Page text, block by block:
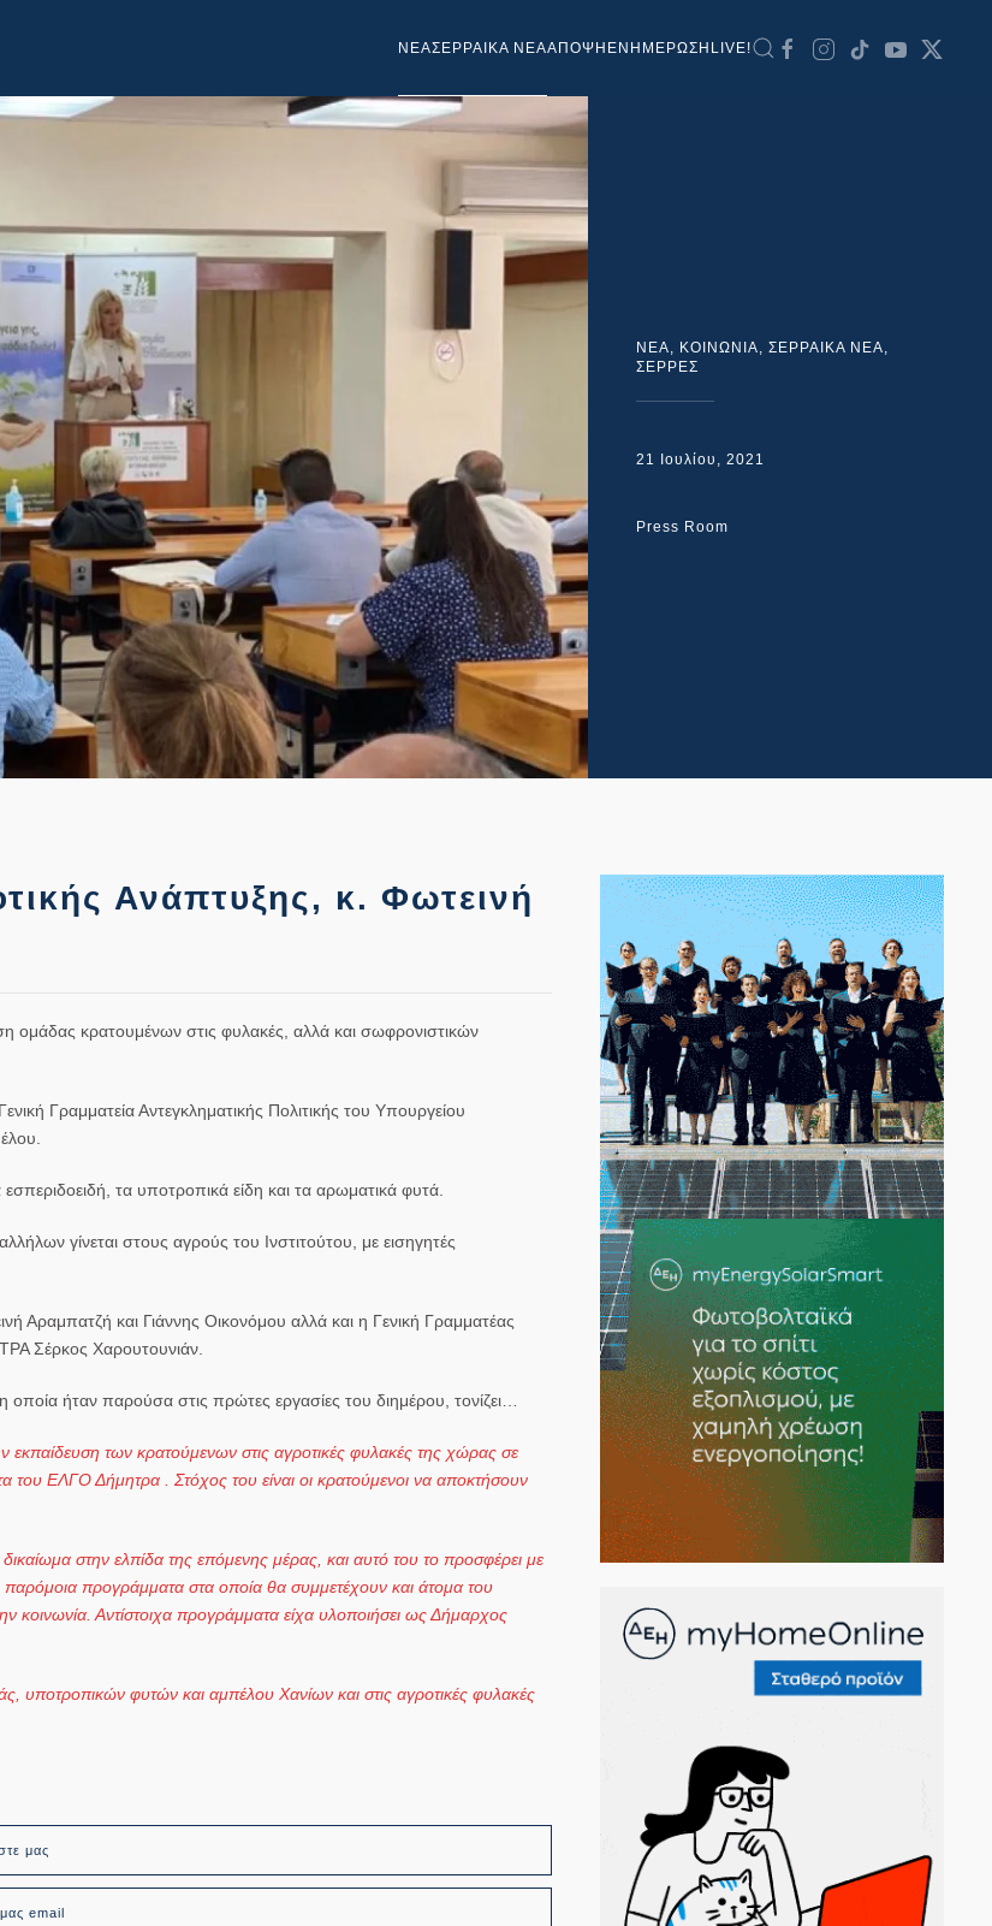
NEAΣΕΡΡΑΙΚΑ ΝΕΑΑΠΟΨΗ ΕΝΗΜΕΡΩΣΗ LIVE!
NEA, ΚΟΙΝΩΝΙΑ, ΣΕΡΡΑΙΚΑ ΝΕΑ,
ΣΕΡΡΕΣ
21 Ιουλίου, 2021
Press Room
Ανάπτυξης, κ. Φωτεινή
ομάδας κρατουμένων στις φυλακές, αλλά και σωφρονιστικών
Γραμματεία Αντεγκληματικής Πολιτικής του Υπουργείου
εσπεριδοειδή, τα υποτροπικά είδη και τα αρωματικά φυτά.
γίνεται στους αγρούς του Ινστιτούτου, με εισηγητές
Αραμπατζή και Γιάννης Οικονόμου αλλά και η Γενική Γραμματέας
Σέρκος Χαρουτουνιάν.
ήταν παρούσα στις πρώτες εργασίες του διημέρου, τονίζει…
των κρατούμενων στις αγροτικές φυλακές της χώρας σε
του ΕΛΓΟ Δήμητρα . Στόχος του είναι οι κρατούμενοι να αποκτήσουν
στην ελπίδα της επόμενης μέρας, και αυτό του το προσφέρει με
προγράμματα στα οποία θα συμμετέχουν και άτομα του
κοινωνία. Αντίστοιχα προγράμματα είχα υλοποιήσει ως Δήμαρχος
υποτροπικών φυτών και αμπέλου Χανίων και στις αγροτικές φυλακές
μας
μας email